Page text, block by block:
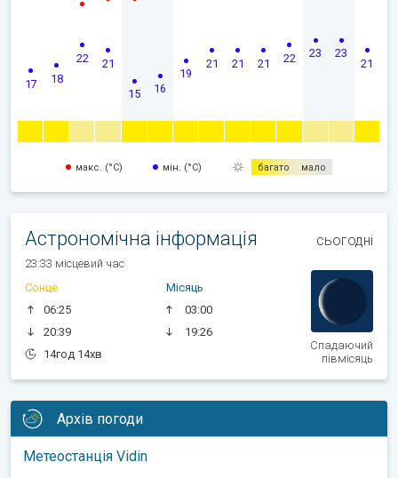
17 18
22 21
15 16
19
21 21 21 22 23 23
21
макс. (°C) мін. (°C) багато мало
Астрономічна інформація сьогодні
23:33 місцевий час
Сонце
06:25
20:39
14год 14хв
Місяць
03:00
19:26
Спадаючий
півмісяць
Архів погоди
Метеостанція Vidin